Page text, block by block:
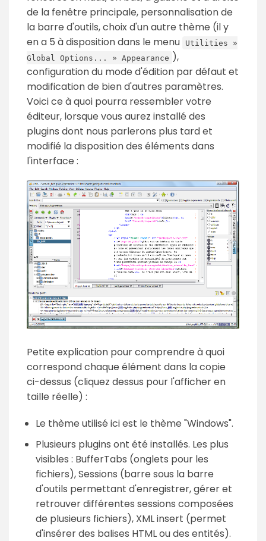
de la fenêtre principale, personnalisation de
la barre d'outils, choix d'un autre thème (il y
en a 5 à disposition dans le menu
Utilities »
Global Options... » Appearance ),
configuration du mode d'édition par défaut et
modification de bien d'autres paramètres.
Voici ce à quoi pourra ressembler votre
éditeur, lorsque vous aurez installé des
plugins dont nous parlerons plus tard et
modifié la disposition des éléments dans
l'interface :
Petite explication pour comprendre à quoi
correspond chaque élément dans la copie
ci-dessus (cliquez dessus pour l'afficher en
taille réelle) :
Le thème utilisé ici est le thème "Windows".
Plusieurs plugins ont été installés. Les plus
visibles : BufferTabs (onglets pour les
fichiers), Sessions (barre sous la barre
d'outils permettant d'enregistrer, gérer et
retrouver différentes sessions composées
de plusieurs fichiers), XML insert (permet
d'insérer des balises HTML ou des entités).